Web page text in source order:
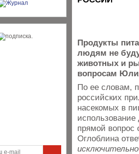
Продукты
людям не
животных и
вопросам
По ее словам,
российских
насекомых в
прямой вопрос
Оглоблина